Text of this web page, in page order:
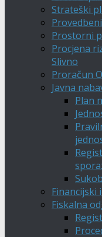
Strateški
Prostorni
Procjena
Slivno
Proračun
Javna
Plan
Financijski
Fiskalna